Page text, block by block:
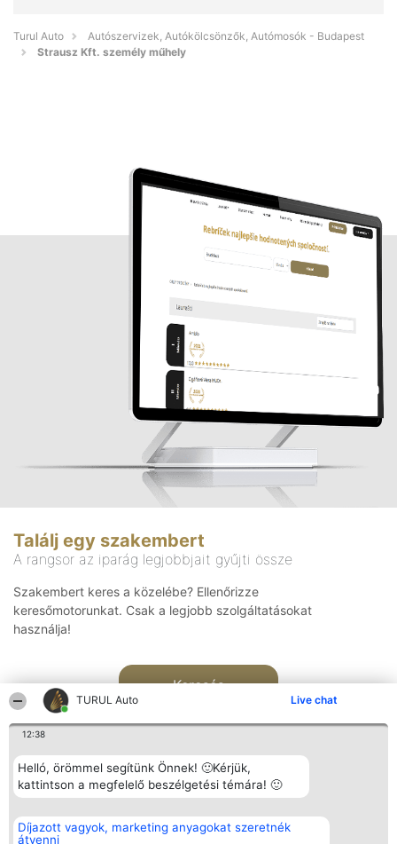
TURUL Auto Live chat
12:38
Helló, örömmel segítünk Önnek! 🙂Kérjük,
kattintson a megfelelő beszélgetési témára! 🙂
Díjazott vagyok, marketing anyagokat szeretnék
átvenni
Turul Auto
Autószervizek, Autókölcsönzők, Autómosók - Budapest
Strausz Kft. személy műhely
Találj egy szakembert
A rangsor az iparág legjobbjait gyűjti össze
Szakembert keres a közelébe? Ellenőrizze
keresőmotorunkat. Csak a legjobb szolgáltatásokat
használja!
Keresés
Rangsorszervező
SC Beautiful Company S.R.L.
Bulevardul Aleea Timișul De
Népszavazás
Nyertesek
Elérhetőség
Elérhetőség